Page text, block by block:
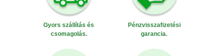
Gyors szállítás és
csomagolás.
Pénzvisszafizetési
garancia.